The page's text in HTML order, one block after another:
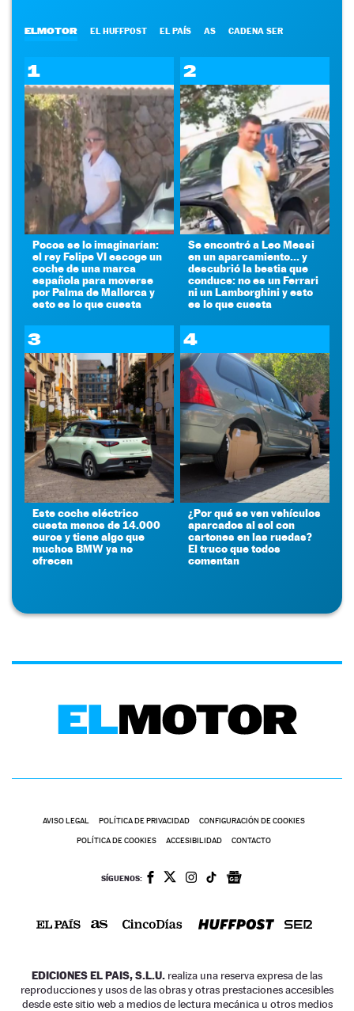
ELMOTOR EL HUFFPOST EL PAÍS AS CADENA SER
1
Pocos se lo imaginarían:
el rey Felipe VI escoge un
coche de una marca
española para moverse
por Palma de Mallorca y
esto es lo que cuesta
2
Se encontró a Leo Messi
en un aparcamiento... y
descubrió la bestia que
conduce: no es un Ferrari
ni un Lamborghini y esto
es lo que cuesta
3
Este coche eléctrico
cuesta menos de 14.000
euros y tiene algo que
muchos BMW ya no
ofrecen
4
¿Por qué se ven vehículos
aparcados al sol con
cartones en las ruedas?
El truco que todos
comentan
AVISO LEGAL POLÍTICA DE PRIVACIDAD CONFIGURACIÓN DE COOKIES
POLÍTICA DE COOKIES ACCESIBILIDAD CONTACTO
SÍGUENOS:
EDICIONES EL PAIS, S.L.U. realiza una reserva expresa de las
reproducciones y usos de las obras y otras prestaciones accesibles
desde este sitio web a medios de lectura mecánica u otros medios